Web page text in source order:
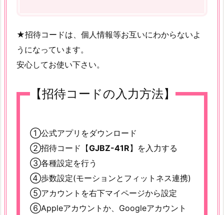
★招待コードは、個人情報等お互いにわからないよ
うになっています。
安心してお使い下さい。
【招待コードの入力方法】
①公式アプリをダウンロード
②招待コード【GJBZ-41R】を入力する
③各種設定を行う
④歩数設定(モーションとフィットネス連携)
⑤アカウントを右下マイページから設定
⑥Appleアカウントか、Googleアカウント